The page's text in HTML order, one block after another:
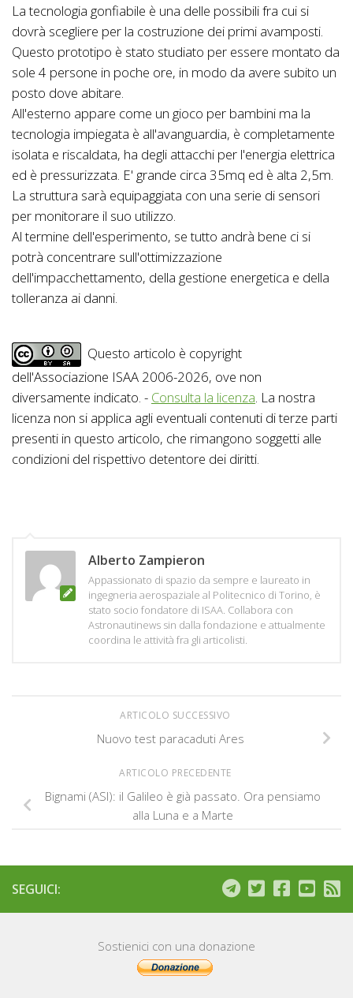
La tecnologia gonfiabile è una delle possibili fra cui si
dovrà scegliere per la costruzione dei primi avamposti.
Questo prototipo è stato studiato per essere montato da
sole 4 persone in poche ore, in modo da avere subito un
posto dove abitare.
All'esterno appare come un gioco per bambini ma la
tecnologia impiegata è all'avanguardia, è completamente
isolata e riscaldata, ha degli attacchi per l'energia elettrica
ed è pressurizzata. E' grande circa 35mq ed è alta 2,5m.
La struttura sarà equipaggiata con una serie di sensori
per monitorare il suo utilizzo.
Al termine dell'esperimento, se tutto andrà bene ci si
potrà concentrare sull'ottimizzazione
dell'impacchettamento, della gestione energetica e della
tolleranza ai danni.
Questo articolo è copyright
dell'Associazione ISAA 2006-2026, ove non
diversamente indicato. - Consulta la licenza. La nostra
licenza non si applica agli eventuali contenuti di terze parti
presenti in questo articolo, che rimangono soggetti alle
condizioni del rispettivo detentore dei diritti.
Alberto Zampieron
Appassionato di spazio da sempre e laureato in
ingegneria aerospaziale al Politecnico di Torino, è
stato socio fondatore di ISAA. Collabora con
Astronautinews sin dalla fondazione e attualmente
coordina le attività fra gli articolisti.
ARTICOLO SUCCESSIVO
Nuovo test paracaduti Ares
ARTICOLO PRECEDENTE
Bignami (ASI): il Galileo è già passato. Ora pensiamo
alla Luna e a Marte
SEGUICI:
Sostienici con una donazione